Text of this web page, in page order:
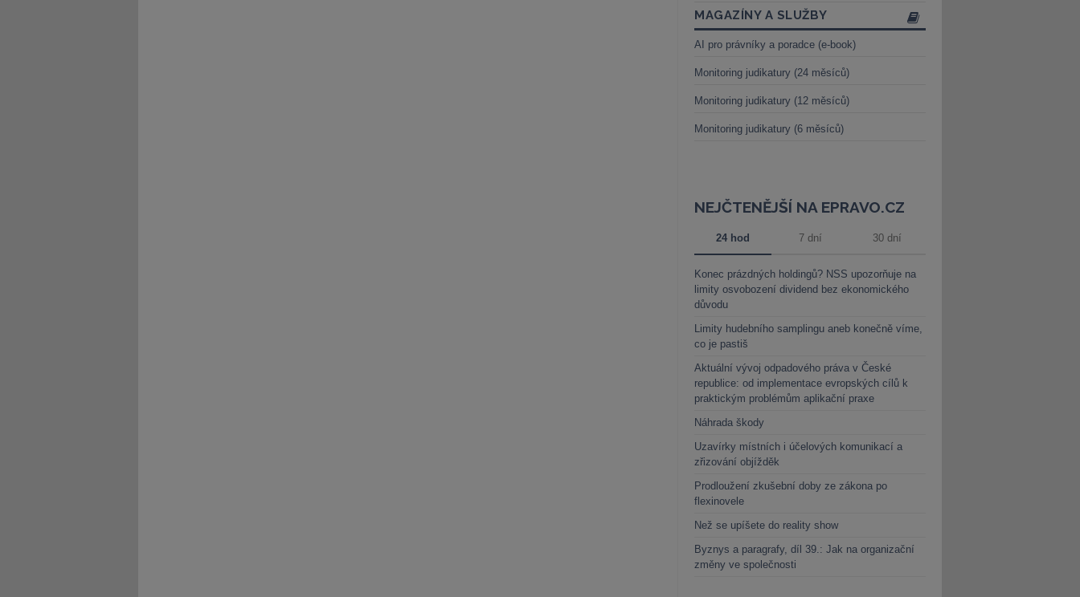
MAGAZÍNY A SLUŽBY
AI pro právníky a poradce (e-book)
Monitoring judikatury (24 měsíců)
Monitoring judikatury (12 měsíců)
Monitoring judikatury (6 měsíců)
NEJČTENĚJŠÍ NA EPRAVO.CZ
24 hod 7 dní 30 dní
Konec prázdných holdingů? NSS upozorňuje na
limity osvobození dividend bez ekonomického
důvodu
Limity hudebního samplingu aneb konečně víme,
co je pastiš
Aktuální vývoj odpadového práva v České
republice: od implementace evropských cílů k
praktickým problémům aplikační praxe
Náhrada škody
Uzavírky místních i účelových komunikací a
zřizování objížděk
Prodloužení zkušební doby ze zákona po
flexinovele
Než se upíšete do reality show
Byznys a paragrafy, díl 39.: Jak na organizační
změny ve společnosti